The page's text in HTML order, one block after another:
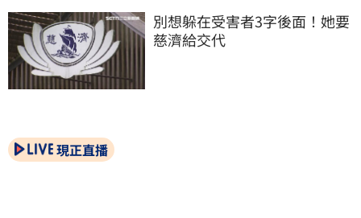
別想躲在受害者3字後面！她要
慈濟給交代
現正直播